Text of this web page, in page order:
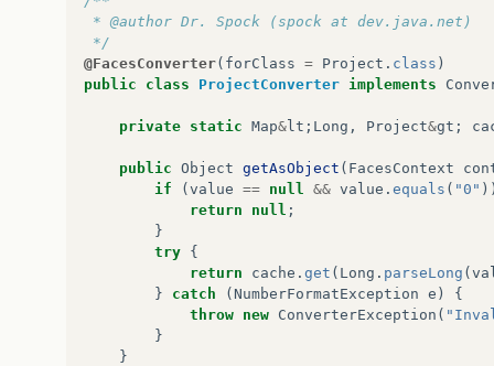
* @author Dr. Spock (spock at dev.java.net)
*/
@FacesConverter( forClass = Project . class )
public
class ProjectConverter implements
private static Map&lt ; Long , Project&gt ;
public Object getAsObject ( FacesContext
if
(value == null && value . equals ( "0"
return
null ;
}
try {
return
cache . get ( Long . parseLong (
}
catch (NumberFormatException e )
{
throw new ConverterException (
}
}